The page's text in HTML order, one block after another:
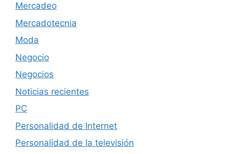
Mercadeo
Mercadotecnia
Moda
Negocio
Negocios
Noticias recientes
PC
Personalidad de Internet
Personalidad de la televisión